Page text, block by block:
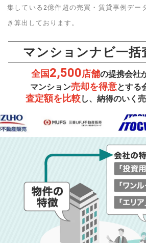
集している2億件超の売買・賃貸事例デー
き算出しております。
マンションナビ一括
全国2,500店舗の提携会社
マンション売却を得意とする
査定額を比較し、納得のいく